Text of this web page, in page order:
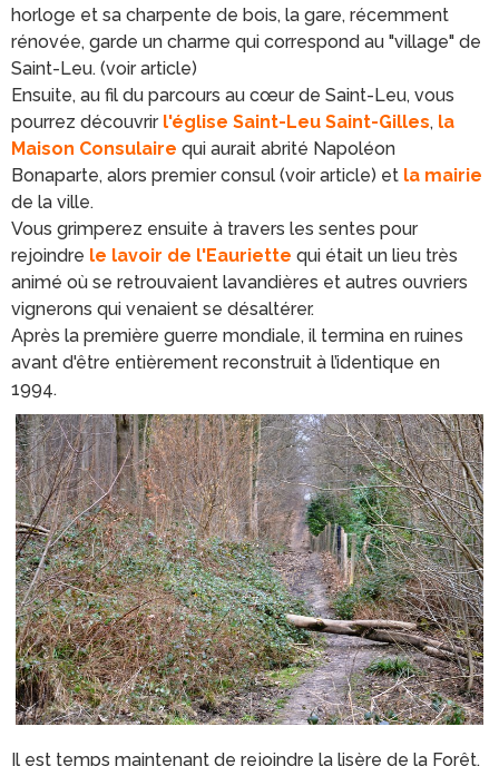
horloge et sa charpente de bois, la gare, récemment
rénovée, garde un charme qui correspond au "village" de
Saint-Leu. (voir article)
Ensuite, au fil du parcours au cœur de Saint-Leu, vous
pourrez découvrir l'église Saint-Leu Saint-Gilles, la
Maison Consulaire qui aurait abrité Napoléon
Bonaparte, alors premier consul (voir article) et la mairie
de la ville.
Vous grimperez ensuite à travers les sentes pour
rejoindre le lavoir de l'Eauriette qui était un lieu très
animé où se retrouvaient lavandières et autres ouvriers
vignerons qui venaient se désaltérer.
Après la première guerre mondiale, il termina en ruines
avant d'être entièrement reconstruit à l’identique en
1994.
Il est temps maintenant de rejoindre la lisère de la Forêt.